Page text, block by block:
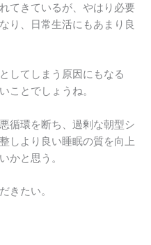
てきているが、やはり必要
り、日常生活にもあまり良
してしまう原因にもなる
ことでしょうね。
循環を断ち、過剰な朝型シ
しより良い睡眠の質を向上
かと思う。
きたい。